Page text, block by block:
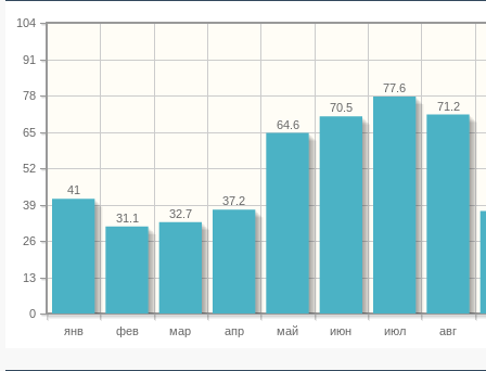
янв фев мар апр май июн июл авг
0
13
26
39
52
65
78
91
104
71.2
77.6
70.5
64.6
37.2
32.7
31.1
41